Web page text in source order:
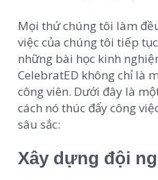
Mọi thứ chúng tôi làm
việc của chúng tôi tiếp
những bài học kinh
CelebratED không chỉ là
công viên. Dưới đây là
cách nó thúc đẩy công
sâu sắc:
Xây dựng đội